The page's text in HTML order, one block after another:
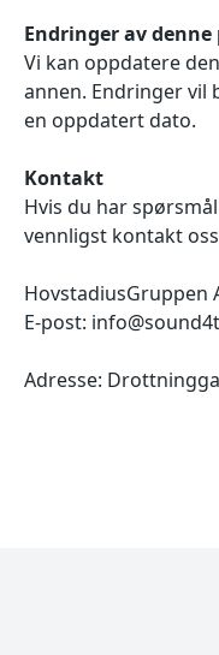
Endringer av denne
Vi kan oppdatere
annen. Endringer vil
en oppdatert dato.
Kontakt
Hvis du har
vennligst kontakt
HovstadiusGruppen
E-post:
Adresse: